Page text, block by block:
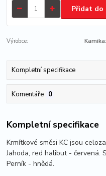
Přidat do
Výrobce:
Kompletní specifikace
Komentáře 0
Kompletní specifikace
Krmítkové směsi KC jsou
Jahoda, red halibut - červená.
Perník - hnědá.